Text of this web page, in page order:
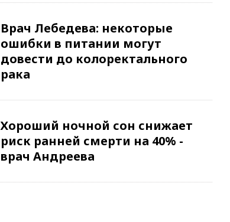
Врач Лебедева: некоторые
ошибки в питании могут
довести до колоректального
рака
Хороший ночной сон снижает
риск ранней смерти на 40% -
врач Андреева